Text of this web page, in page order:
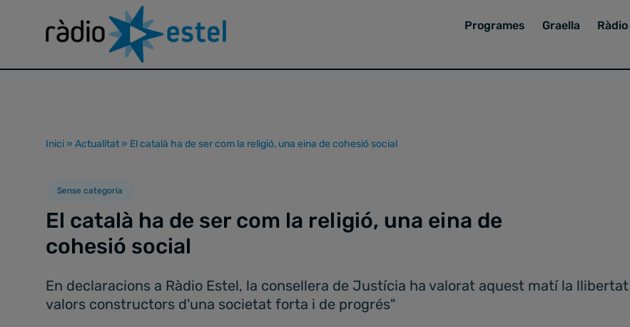
Programes Graella
Inici » Actualitat » El català ha de ser com la religió, una eina de cohesió social
Sense categoria
El català ha de ser com la religió, una eina de
cohesió social
En declaracions a Ràdio Estel, la consellera de Justícia ha valorat aquest matí la
valors constructors d'una societat forta i de progrés"